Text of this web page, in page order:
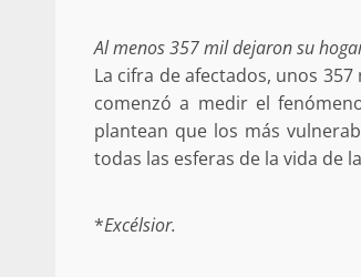
Al menos 357 mil dejaron su
La cifra de afectados, unos
comenzó a medir el
plantean que los más
todas las esferas de la vida de
*Excélsior.